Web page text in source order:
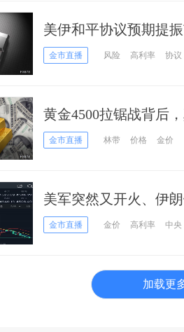
美伊和平协议预期提
金市直播 风险 高利率 协议
黄金4500拉锯战背后
金市直播 林带 价格 金价
美军突然又开火、伊
价一度大跌近32美元
金市直播 金价 高利率 中央
加载更